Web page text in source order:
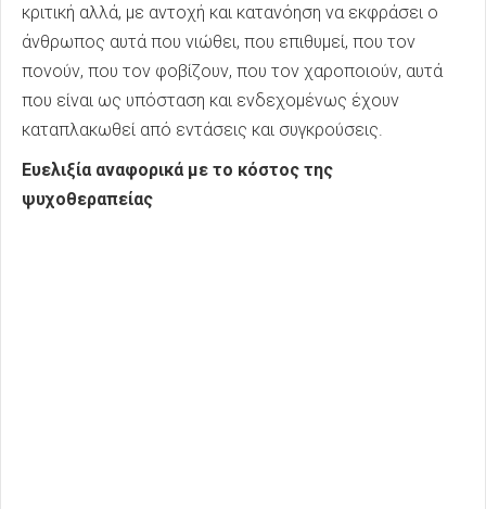
κριτική αλλά, με αντοχή και κατανόηση να εκφράσει ο
άνθρωπος αυτά που νιώθει, που επιθυμεί, που τον
πονούν, που τον φοβίζουν, που τον χαροποιούν, αυτά
που είναι ως υπόσταση και ενδεχομένως έχουν
καταπλακωθεί από εντάσεις και συγκρούσεις.
Ευελιξία αναφορικά με το κόστος της
ψυχοθεραπείας